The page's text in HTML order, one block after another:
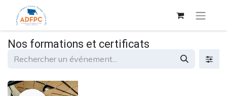
Nos formations et certificats